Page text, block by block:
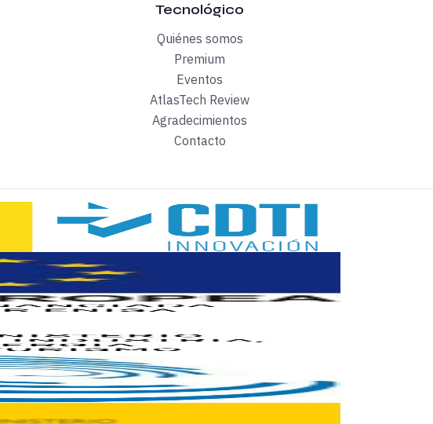
World habló sobre " , la nueva forma de co-construcción de
de IDDI Design, con “Negocios Híbridos”; Javier G. Recuenco,
de Tecnalia, con “Blockchain: aplicación en sectores industriales”;
Tecnológico
Quiénes somos
Premium
Eventos
AtlasTech Review
Agradecimientos
Contacto